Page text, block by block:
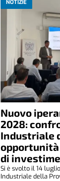
NOTIZIE
Nuovo
2028:
Industriale
di
Si è svolto il 14
Industriale della